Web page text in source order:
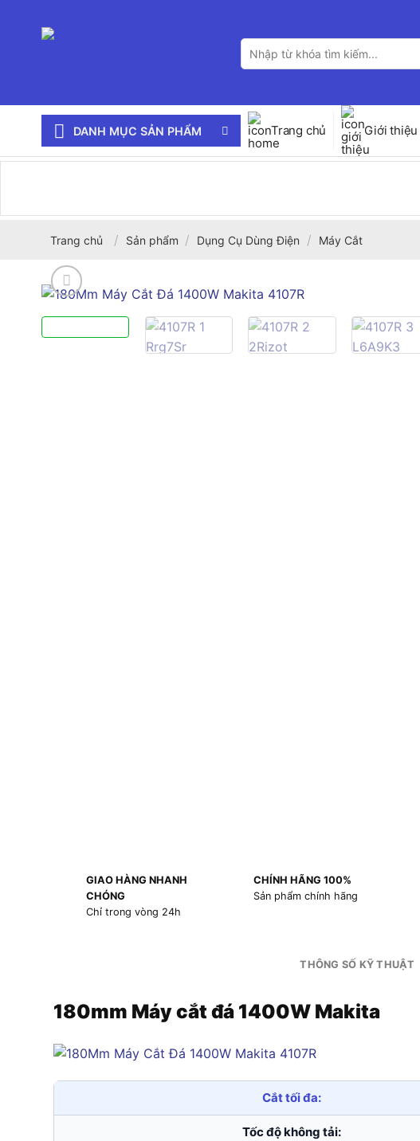
Tìm
kiếm:
DANH MỤC SẢN PHẨM Trang chủ Giới thiệu
Trang chủ / Sản phẩm / Dụng Cụ Dùng Điện / Máy Cắt
GIAO HÀNG NHANH
CHÓNG
Chỉ trong vòng 24h
CHÍNH HÃNG 100%
Sản phẩm chính hãng
THÔNG SỐ KỸ THUẬT
180mm Máy cắt đá 1400W Makita
Cắt tối đa:
Tốc độ không tải: